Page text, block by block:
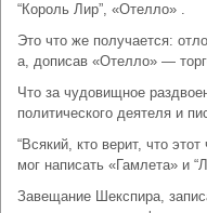
“Король Лир”, «Отелло» .
Это что же получается:
а, дописав «Отелло» —
Что за чудовищное
политического деятеля и
“Всякий, кто верит, что
мог написать «Гамлета» и
Завещание Шекспира,